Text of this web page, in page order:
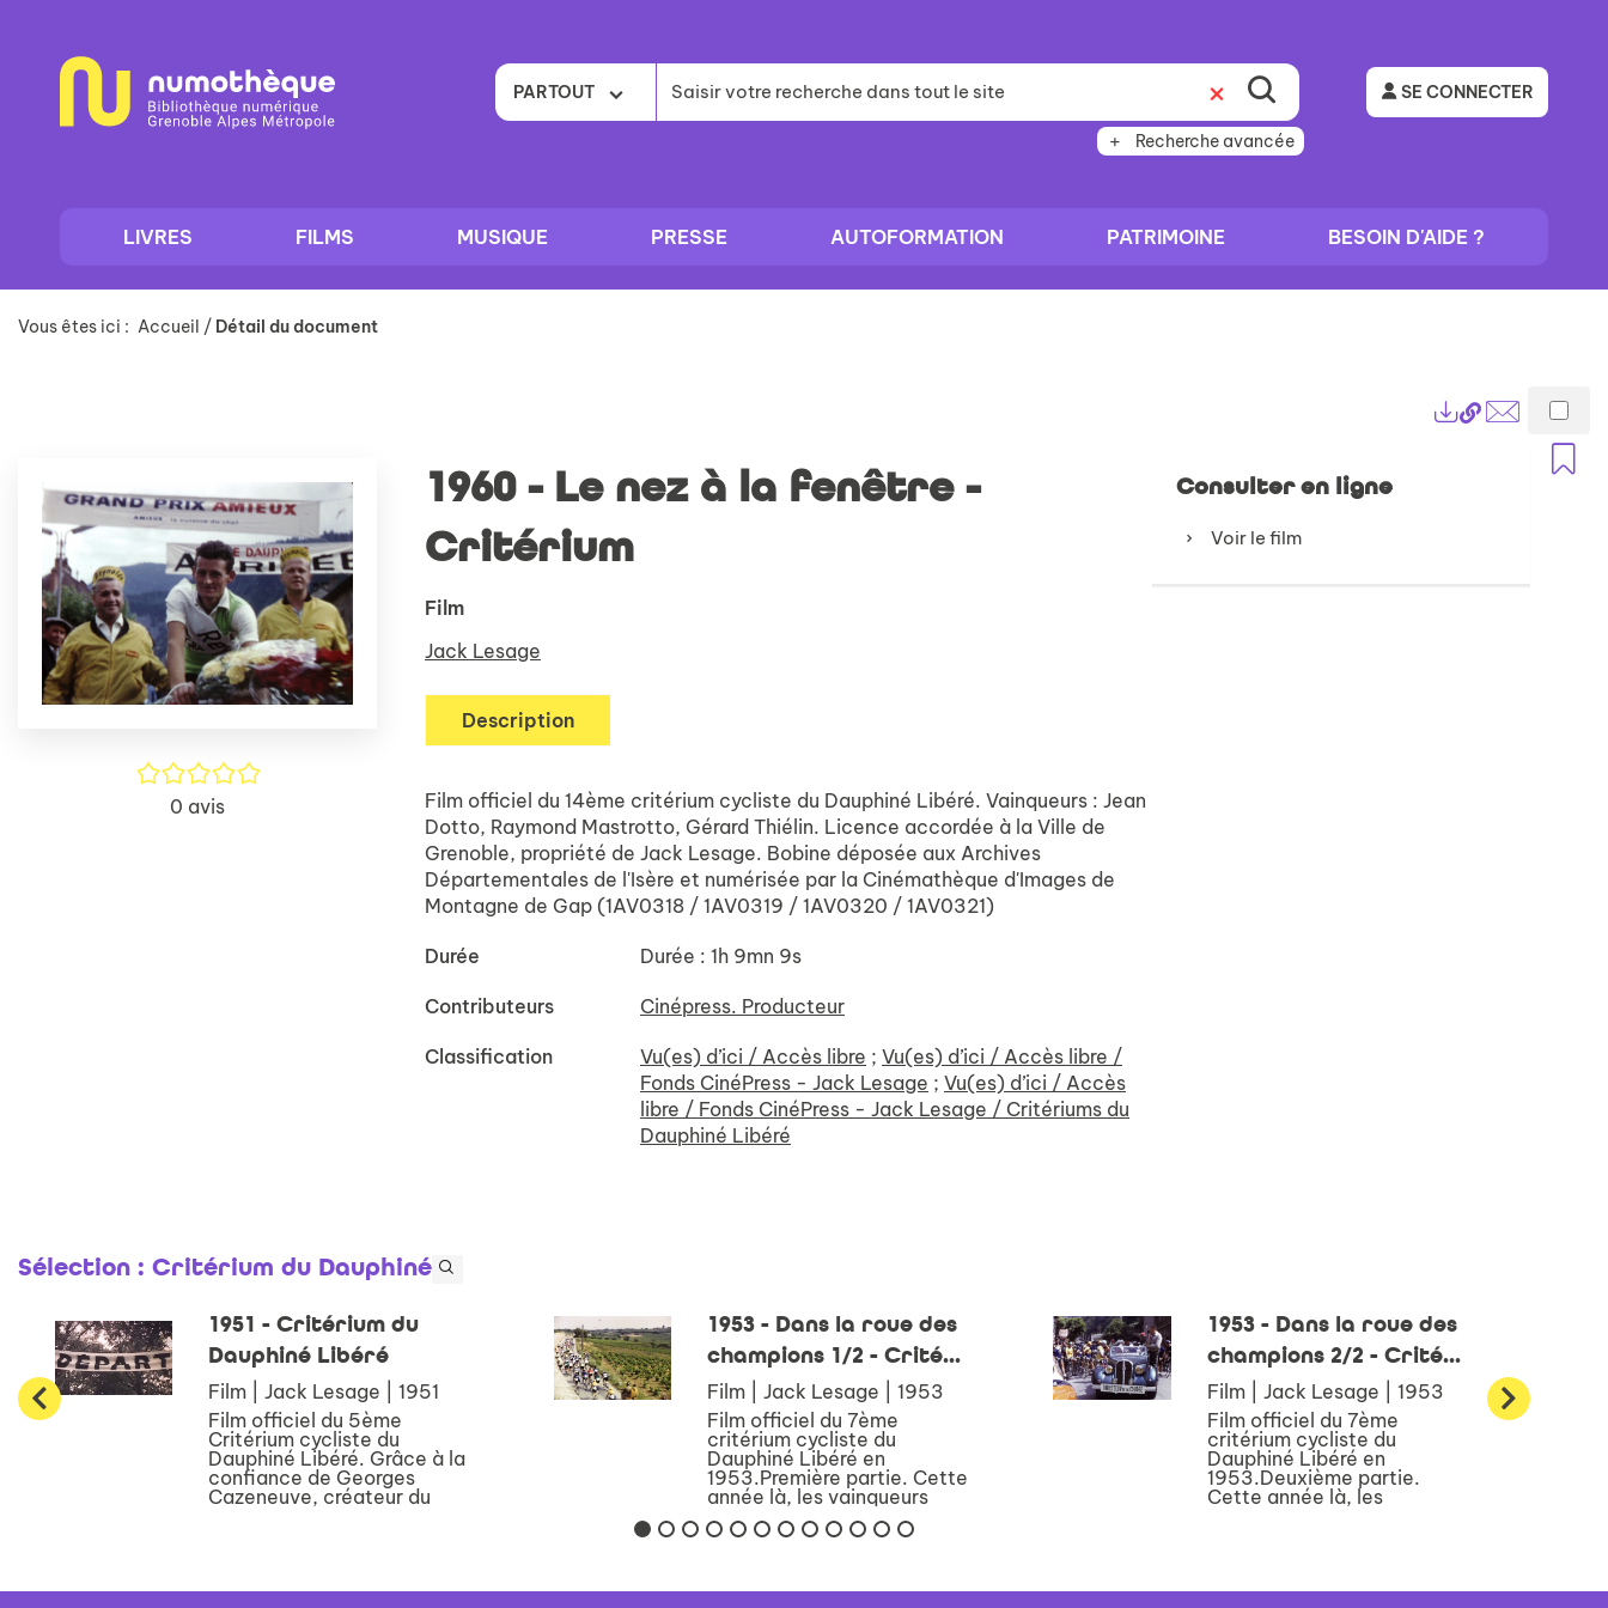
contenu
PARTOUT
Recherche avancée
SE CONNECTER
LIVRES FILMS MUSIQUE PRESSE AUTOFORMATION PATRIMOINE BESOIN D'AIDE ?
Vous êtes ici : Accueil / Détail du document
Lien
permanent
(Nouvelle
Envoyer
/5
0 avis
1960 - Le nez à la fenêtre -
Critérium
Film
Jack Lesage
Description
Film officiel du 14ème critérium cycliste du Dauphiné Libéré. Vainqueurs : Jean
Dotto, Raymond Mastrotto, Gérard Thiélin. Licence accordée à la Ville de
Grenoble, propriété de Jack Lesage. Bobine déposée aux Archives
Départementales de l'Isère et numérisée par la Cinémathèque d'Images de
Montagne de Gap (1AV0318 / 1AV0319 / 1AV0320 / 1AV0321)
Durée Durée : 1h 9mn 9s
Contributeurs Cinépress. Producteur
Classification Vu(es) d’ici / Accès libre ; Vu(es) d’ici / Accès libre /
Fonds CinéPress - Jack Lesage ; Vu(es) d’ici / Accès
libre / Fonds CinéPress - Jack Lesage / Critériums du
Dauphiné Libéré
Consulter en ligne
Voir le film
Sélection : Critérium du Dauphiné
1951 - Critérium du
Dauphiné Libéré
Film | Jack Lesage | 1951
Film officiel du 5ème
Critérium cycliste du
Dauphiné Libéré. Grâce à la
confiance de Georges
Cazeneuve, créateur du
épreuve de 1...
1953 - Dans la roue des
champions 1/2 - Crité...
Film | Jack Lesage | 1953
Film officiel du 7ème
critérium cycliste du
Dauphiné Libéré en
1953.Première partie. Cette
année là, les vainqueurs
furent : Lucien Teisseire
(France) , Charly Gaul
1953 - Dans la roue des
champions 2/2 - Crité...
Film | Jack Lesage | 1953
Film officiel du 7ème
critérium cycliste du
Dauphiné Libéré en
1953.Deuxième partie.
Cette année là, les
accordée à la Ville...